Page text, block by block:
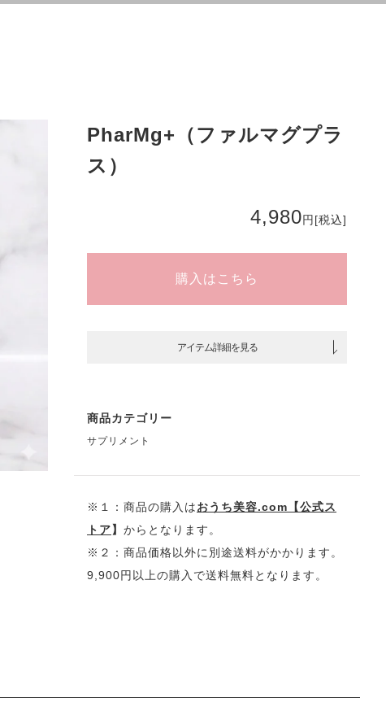
PharMg+（ファルマグプラ
ス）
4,980円 [税込]
購入はこちら
アイテム詳細を見る
商品カテゴリー
サプリメント
※１：商品の購入はおうち美容.com【公式ス
トア】 からとなります。
※２：商品価格以外に別途送料がかかります。
9,900円以上の購入で送料無料となります。